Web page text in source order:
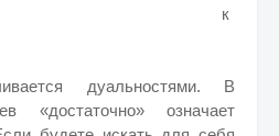
к
дуальностями. В
«достаточно» означает